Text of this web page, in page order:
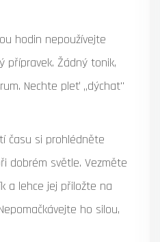
hodin nepoužívejte
přípravek. Žádný tonik,
Nechte pleť „dýchat"
času si prohlédněte
dobrém světle. Vezměte
a lehce jej přiložte na
ho silou,